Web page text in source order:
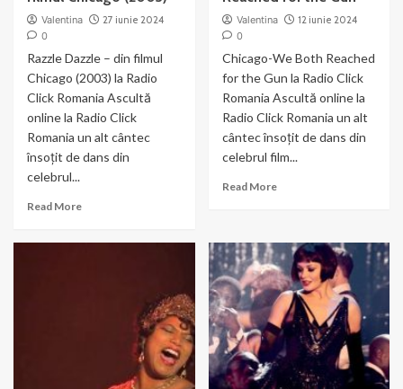
Valentina
27 iunie 2024
0
Razzle Dazzle – din filmul
Chicago (2003) la Radio
Click Romania Ascultă
online la Radio Click
Romania un alt cântec
însoțit de dans din
celebrul...
Read MoreRead
Valentina
12 iunie 2024
0
Chicago-We Both Reached
for the Gun la Radio Click
Romania Ascultă online la
Radio Click Romania un alt
cântec însoțit de dans din
celebrul film...
Read MoreRead
We
Both
Reached
for
the
Gun